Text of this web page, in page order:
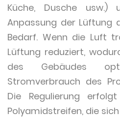
Küche, Dusche
Anpassung der Lüftung
Bedarf. Wenn die Luft
Lüftung reduziert,
des Gebäudes
Stromverbrauch des
Die Regulierung
Polyamidstreifen, die